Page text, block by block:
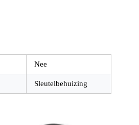
Nee
Sleutelbehuizing